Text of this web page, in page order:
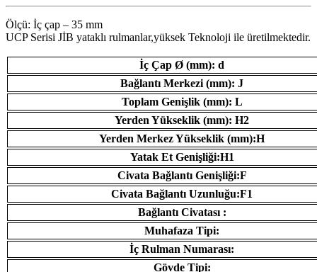
Ölçü: İç çap – 35 mm
UCP Serisi JİB ​​yataklı rulmanlar,yüksek Teknoloji ile üretilmektedir.
İç Çap Ø (mm): d
Bağlantı Merkezi (mm): J
Toplam Genişlik (mm): L
Yerden Yükseklik (mm): H2
Yerden Merkez Yükseklik (mm):H
Yatak Et Genişliği:H1
Civata Bağlantı Genişliği:F
Civata Bağlantı Uzunluğu:F1
Bağlantı Civatası :
Muhafaza Tipi:
İç Rulman Numarası:
Gövde Tipi: